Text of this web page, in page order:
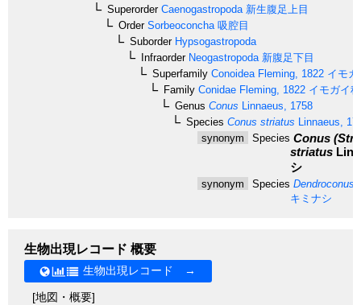
SuperorderCaenogastropoda 新生腹足上目
OrderSorbeoconcha 吸腔目
SuborderHypsogastropoda
InfraorderNeogastropoda 新腹足下目
Superfamily Conoidea Fleming, 1822 イモ
Family Conidae Fleming, 1822 イモガイ科
Genus Conus Linnaeus, 1758
Species Conus striatus Linnaeus,
synonym
Species Conus
striatus
シ
synonym Species Dendroconus
キミナシ
生物出現レコード 概要
生物出現レコード →
[地図・概要]